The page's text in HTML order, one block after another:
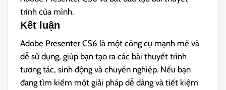
trình của mình.
Kết luận
Adobe Presenter CS6 là một công cụ mạnh mẽ và
dễ sử dụng, giúp bạn tạo ra các bài thuyết trình
tương tác, sinh động và chuyên nghiệp. Nếu bạn
đang tìm kiếm một giải pháp dễ dàng và tiết kiệm